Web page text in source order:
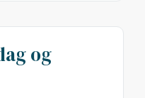
og